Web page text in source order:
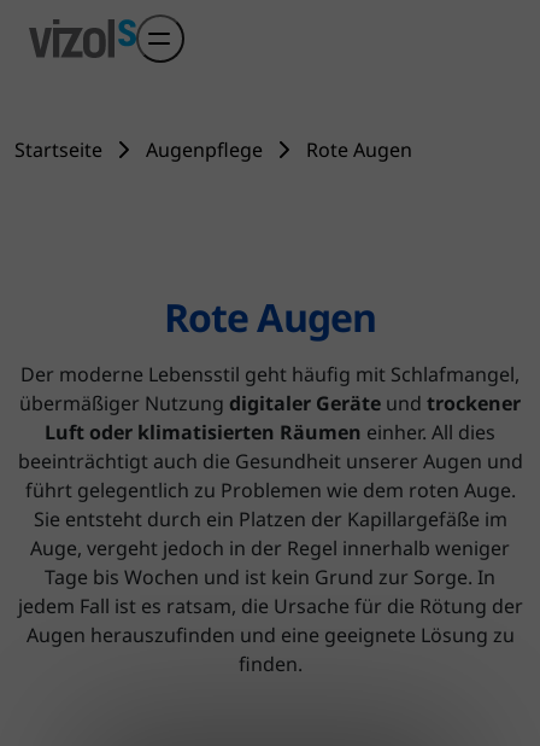
Startseite Augenpflege Rote Augen
Rote Augen
Der moderne Lebensstil geht häufig mit Schlafmangel,
übermäßiger Nutzung digitaler Geräte und trockener
Luft oder klimatisierten Räumen einher. All dies
beeinträchtigt auch die Gesundheit unserer Augen und
führt gelegentlich zu Problemen wie dem roten Auge.
Sie entsteht durch ein Platzen der Kapillargefäße im
Auge, vergeht jedoch in der Regel innerhalb weniger
Tage bis Wochen und ist kein Grund zur Sorge. In
jedem Fall ist es ratsam, die Ursache für die Rötung der
Augen herauszufinden und eine geeignete Lösung zu
finden.